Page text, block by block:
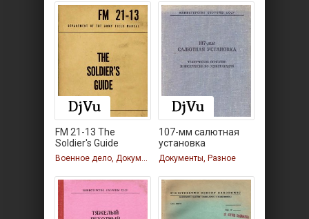
FM 21-13 The
Soldier's Guide
Военное дело, Документы
107-мм салютная
установка
Документы, Разное